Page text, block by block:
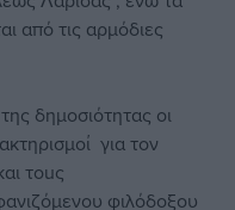
από τις αρμόδιες
δημοσιότητας οι
για τον
τοuς
φιλόδοξου